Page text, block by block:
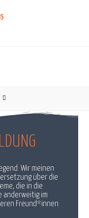
Wir meinen
über die
die in die
anderweitig im
Freund*innen